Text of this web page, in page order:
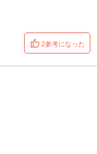
2参考になった